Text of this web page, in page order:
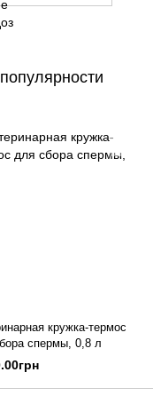
кружка-термос
спермы, 0,8 л